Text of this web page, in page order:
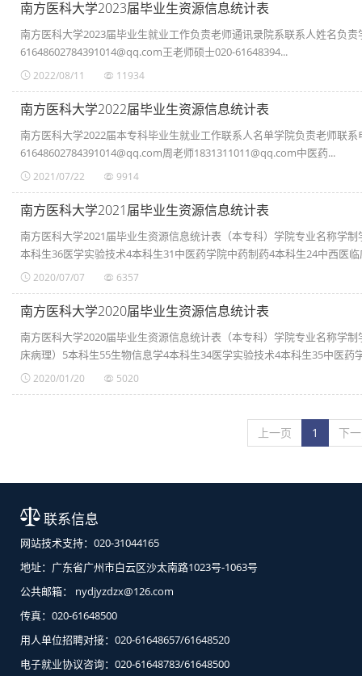
南方医科大学2023届毕业生资源信息统计表
南方医科大学2023届毕业生就业工作负责老师通讯录院系联系人姓名负
61648602784391014@qq.com王老师硕士020-61648394...
2022/08/11 11934
南方医科大学2022届毕业生资源信息统计表
南方医科大学2022届本专科毕业生就业工作联系人名单学院负责老师联
61648602784391014@qq.com周老师1831311011@qq.com中医药...
2021/07/22 9914
南方医科大学2021届毕业生资源信息统计表
南方医科大学2021届毕业生资源信息统计表（本专科）学院专业名称学
本科生36医学实验技术4本科生31中医药学院中药制药4本科生24中西医临
2020/07/07 6357
南方医科大学2020届毕业生资源信息统计表
南方医科大学2020届毕业生资源信息统计表（本专科）学院专业名称学
床病理）5本科生55生物信息学4本科生34医学实验技术4本科生35中医药
2020/01/20 5020
上一页 1 下
联系信息
网站技术支持：020-31044165
地址：广东省广州市白云区沙太南路1023号-1063号
公共邮箱： nydjyzdzx@126.com
传真：020-61648500
用人单位招聘对接：020-61648657/61648520
电子就业协议咨询：020-61648783/61648500